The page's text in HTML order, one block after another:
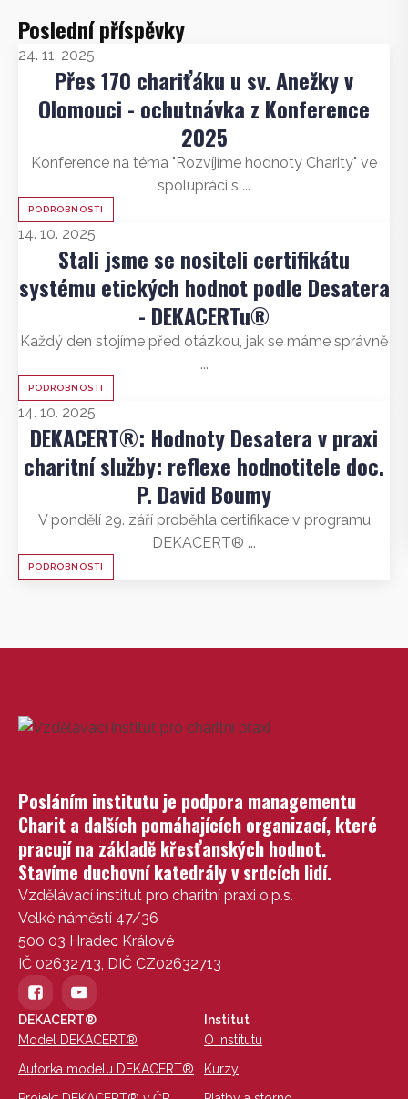
Poslední příspěvky
24. 11. 2025
Přes 170 chariťáku u sv. Anežky v
Olomouci - ochutnávka z Konference
2025
Konference na téma "Rozvíjíme hodnoty Charity" ve
spolupráci s ...
PODROBNOSTI
14. 10. 2025
Stali jsme se nositeli certifikátu
systému etických hodnot podle Desatera
- DEKACERTu®
Každý den stojíme před otázkou, jak se máme správně
...
PODROBNOSTI
14. 10. 2025
DEKACERT®: Hodnoty Desatera v praxi
charitní služby: reflexe hodnotitele doc.
P. David Boumy
V pondělí 29. září proběhla certifikace v programu
DEKACERT® ...
PODROBNOSTI
Posláním institutu je podpora managementu
Charit a dalších pomáhajících organizací, které
pracují na základě křesťanských hodnot.
Stavíme duchovní katedrály v srdcích lidí.
Vzdělávací institut pro charitní praxi o.p.s.
Velké náměstí 47/36
500 03 Hradec Králové
IČ 02632713, DIČ CZ02632713
DEKACERT®
Model DEKACERT®
Autorka modelu DEKACERT®
Institut
O institutu
Kurzy